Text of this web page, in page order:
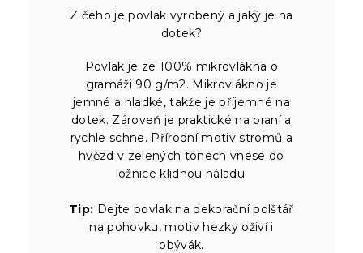
Z čeho je povlak vyrobený a jaký je na
dotek?
Povlak je ze 100% mikrovlákna o
gramáži 90 g/m2. Mikrovlákno je
jemné a hladké, takže je příjemné na
dotek. Zároveň je praktické na praní a
rychle schne. Přírodní motiv stromů a
hvězd v zelených tónech vnese do
ložnice klidnou náladu.
Tip: Dejte povlak na dekorační polštář
na pohovku, motiv hezky oživí i
obývák.